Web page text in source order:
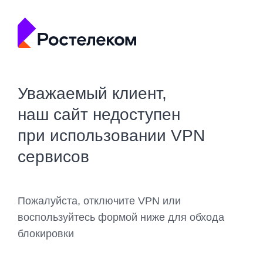
Уважаемый клиент,
наш сайт недоступен
при использовании VPN
сервисов
Пожалуйста, отключите VPN или
воспользуйтесь формой ниже для обхода
блокировки